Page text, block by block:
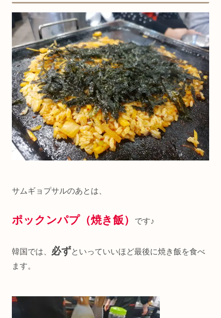
サムギョプサルのあとは、
ポックンパプ（焼き飯） です♪
韓国では、 必ずといっていいほど最後に焼き飯を食べ
ます。